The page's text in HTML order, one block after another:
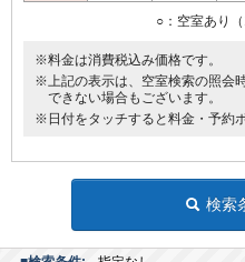
○：空室あり
※料金は消費税込み価格です。
※上記の表示は、空室検索の照会
できない場合もございます。
※日付をタッチすると料金・予約
検索